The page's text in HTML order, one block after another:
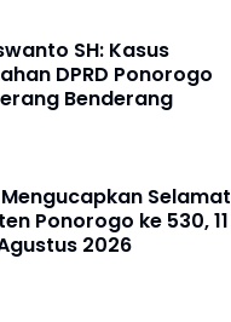
SH: Kasus
DPRD Ponorogo
Benderang
Mengucapkan Selamat
Ponorogo ke 530, 11
2026